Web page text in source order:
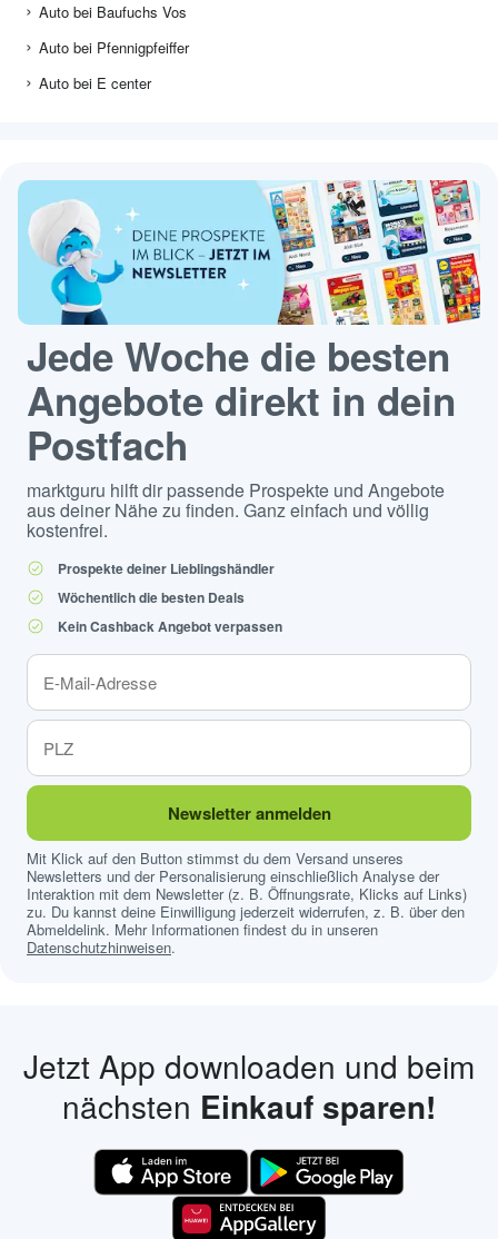
Auto bei Baufuchs Vos
Auto bei Pfennigpfeiffer
Auto bei E center
Jede Woche die besten
Angebote direkt in dein
Postfach
marktguru hilft dir passende Prospekte und Angebote
aus deiner Nähe zu finden. Ganz einfach und völlig
kostenfrei.
Prospekte deiner Lieblingshändler
Wöchentlich die besten Deals
Kein Cashback Angebot verpassen
Newsletter anmelden
Mit Klick auf den Button stimmst du dem Versand unseres
Newsletters und der Personalisierung einschließlich Analyse der
Interaktion mit dem Newsletter (z. B. Öffnungsrate, Klicks auf Links)
zu. Du kannst deine Einwilligung jederzeit widerrufen, z. B. über den
Abmeldelink. Mehr Informationen findest du in unseren
Datenschutzhinweisen.
Jetzt App downloaden und beim
nächsten Einkauf sparen!